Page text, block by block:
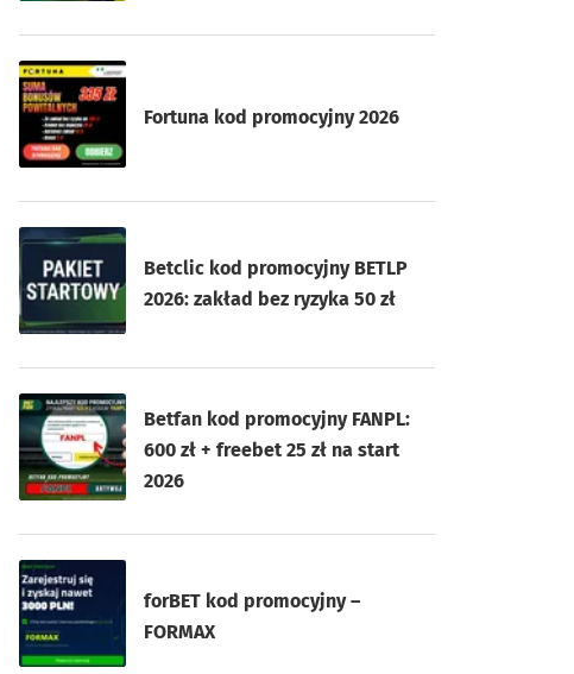
Fortuna kod promocyjny 2026
Betclic kod promocyjny BETLP
2026: zakład bez ryzyka 50 zł
Betfan kod promocyjny FANPL:
600 zł + freebet 25 zł na start
2026
forBET kod promocyjny –
FORMAX